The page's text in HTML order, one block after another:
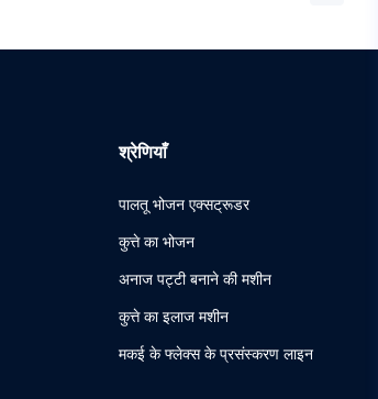
श्रेणियाँ
पालतू भोजन एक्सट्रूडर
कुत्ते का भोजन
अनाज पट्टी बनाने की मशीन
कुत्ते का इलाज मशीन
मकई के फ्लेक्स के प्रसंस्करण लाइन